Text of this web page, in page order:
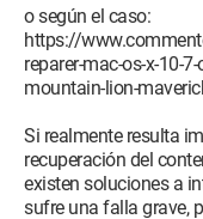
o según el caso:
https://
reparer-mac-os-x-10-
mountain-lion-
Si realmente resulta
recuperación del
existen soluciones a
sufre una falla grave,